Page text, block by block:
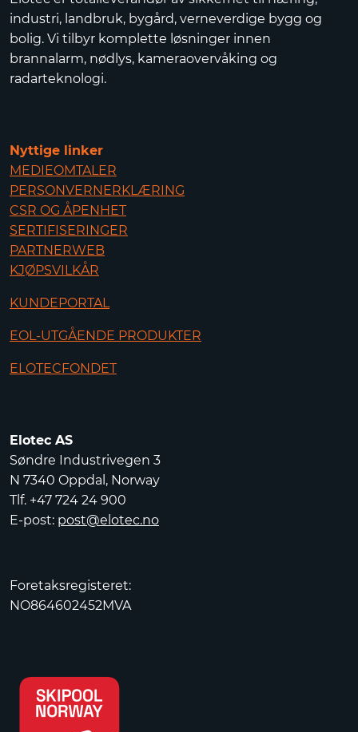
industri, landbruk, bygård, verneverdige bygg og
bolig. Vi tilbyr komplette løsninger innen
brannalarm, nødlys, kameraovervåking og
radarteknologi.
Nyttige linker
MEDIEOMTALER
PERSONVERNERKLÆRING
CSR OG ÅPENHET
SERTIFISERINGER
PARTNERWEB
KJØPSVILKÅR
KUNDEPORTAL
EOL-UTGÅENDE PRODUKTER
ELOTECFONDET
Elotec AS
Søndre Industrivegen 3
N 7340 Oppdal, Norway
Tlf. +47 724 24 900
E-post: post@elotec.no
Foretaksregisteret:
NO864602452MVA